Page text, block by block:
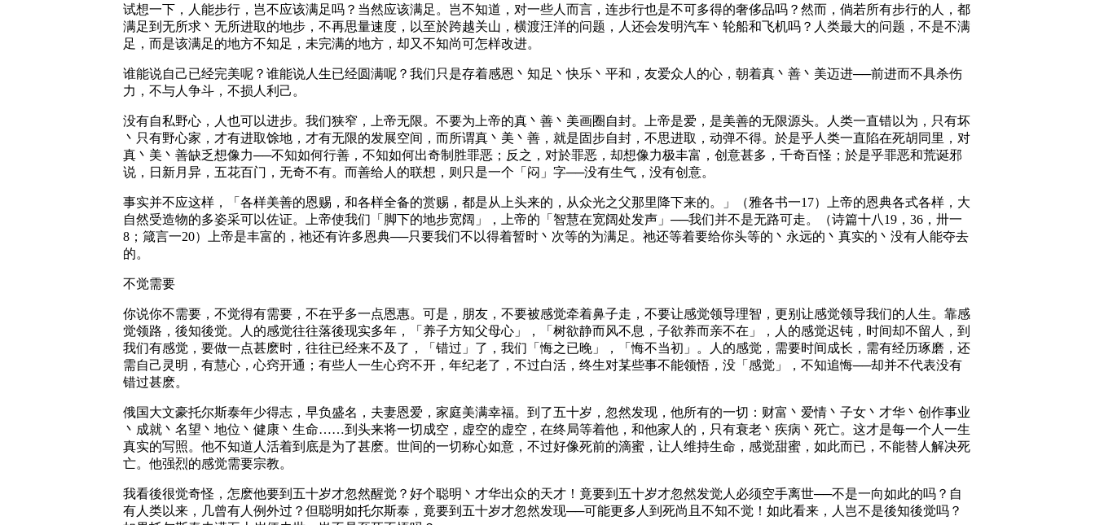
试想一下，人能步行，岂不应该满足吗？当然应该满足。岂不知道，对一些人而言，连步行也是不可多得的奢侈品吗？然而，倘若所有步行的人，都
满足到无所求丶无所进取的地步，不再思量速度，以至於跨越关山，横渡汪洋的问题，人还会发明汽车丶轮船和飞机吗？人类最大的问题，不是不满
足，而是该满足的地方不知足，未完满的地方，却又不知尚可怎样改进。
谁能说自己已经完美呢？谁能说人生已经圆满呢？我们只是存着感恩丶知足丶快乐丶平和，友爱众人的心，朝着真丶善丶美迈进──前进而不具杀伤
力，不与人争斗，不损人利己。
没有自私野心，人也可以进步。我们狭窄，上帝无限。不要为上帝的真丶善丶美画圈自封。上帝是爱，是美善的无限源头。人类一直错以为，只有坏
丶只有野心家，才有进取馀地，才有无限的发展空间，而所谓真丶美丶善，就是固步自封，不思进取，动弹不得。於是乎人类一直陷在死胡同里，对
真丶美丶善缺乏想像力──不知如何行善，不知如何出奇制胜罪恶；反之，对於罪恶，却想像力极丰富，创意甚多，千奇百怪；於是乎罪恶和荒诞邪
说，日新月异，五花百门，无奇不有。而善给人的联想，则只是一个「闷」字──没有生气，没有创意。
事实并不应这样，「各样美善的恩赐，和各样全备的赏赐，都是从上头来的，从众光之父那里降下来的。」（雅各书一17）上帝的恩典各式各样，大
自然受造物的多姿采可以佐证。上帝使我们「脚下的地步宽阔」，上帝的「智慧在宽阔处发声」──我们并不是无路可走。（诗篇十八19，36，卅一
8；箴言一20）上帝是丰富的，祂还有许多恩典──只要我们不以得着暂时丶次等的为满足。祂还等着要给你头等的丶永远的丶真实的丶没有人能夺去
的。
不觉需要
你说你不需要，不觉得有需要，不在乎多一点恩惠。可是，朋友，不要被感觉牵着鼻子走，不要让感觉领导理智，更别让感觉领导我们的人生。靠感
觉领路，後知後觉。人的感觉往往落後现实多年，「养子方知父母心」，「树欲静而风不息，子欲养而亲不在」，人的感觉迟钝，时间却不留人，到
我们有感觉，要做一点甚麽时，往往已经来不及了，「错过」了，我们「悔之已晚」，「悔不当初」。人的感觉，需要时间成长，需有经历琢磨，还
需自己灵明，有慧心，心窍开通；有些人一生心窍不开，年纪老了，不过白活，终生对某些事不能领悟，没「感觉」，不知追悔──却并不代表没有
错过甚麽。
俄国大文豪托尔斯泰年少得志，早负盛名，夫妻恩爱，家庭美满幸福。到了五十岁，忽然发现，他所有的一切：财富丶爱情丶子女丶才华丶创作事业
丶成就丶名望丶地位丶健康丶生命……到头来将一切成空，虚空的虚空，在终局等着他，和他家人的，只有衰老丶疾病丶死亡。这才是每一个人一生
真实的写照。他不知道人活着到底是为了甚麽。世间的一切称心如意，不过好像死前的滴蜜，让人维持生命，感觉甜蜜，如此而已，不能替人解决死
亡。他强烈的感觉需要宗教。
我看後很觉奇怪，怎麽他要到五十岁才忽然醒觉？好个聪明丶才华出众的天才！竟要到五十岁才忽然发觉人必须空手离世──不是一向如此的吗？自
有人类以来，几曾有人例外过？但聪明如托尔斯泰，竟要到五十岁才忽然发现──可能更多人到死尚且不知不觉！如此看来，人岂不是後知後觉吗？